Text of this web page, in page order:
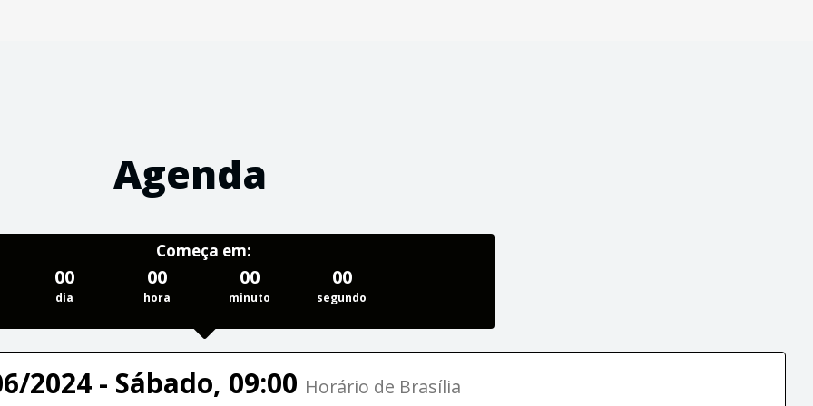
Agenda
Começa em:
00
dia
00
hora
00
minuto
00
segundo
2024 - Sábado, 09:00 Horário de Brasília